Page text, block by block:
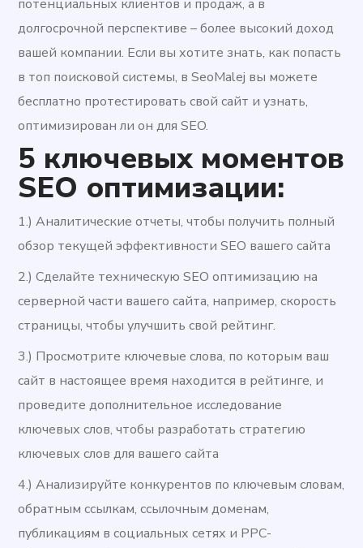
потенциальных клиентов и продаж, а в
долгосрочной перспективе – более высокий доход
вашей компании. Если вы хотите знать, как попасть
в топ поисковой системы, в SeoMalej вы можете
бесплатно протестировать свой сайт и узнать,
оптимизирован ли он для SEO.
5 ключевых моментов
SEO оптимизации:
1.) Аналитические отчеты, чтобы получить полный
обзор текущей эффективности SEO вашего сайта
2.) Сделайте техническую SEO оптимизацию на
серверной части вашего сайта, например, скорость
страницы, чтобы улучшить свой рейтинг.
3.) Просмотрите ключевые слова, по которым ваш
сайт в настоящее время находится в рейтинге, и
проведите дополнительное исследование
ключевых слов, чтобы разработать стратегию
ключевых слов для вашего сайта
4.) Анализируйте конкурентов по ключевым словам,
обратным ссылкам, ссылочным доменам,
публикациям в социальных сетях и PPC-